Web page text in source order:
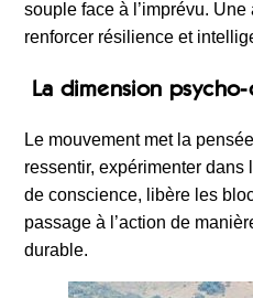
souple face à l’imprévu.
renforcer résilience et
La dimension
Le mouvement met la
ressentir, expérimenter
de conscience, libère les
passage à l’action de
durable.